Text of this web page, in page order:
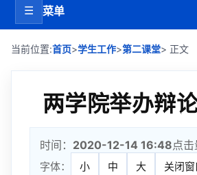
☰ 菜单
当前位置:首页>学生工作>第二课堂> 正文
两学院举办辩
时间： 2020-12-14 16:48点击
字体： 小 中 大 关闭窗